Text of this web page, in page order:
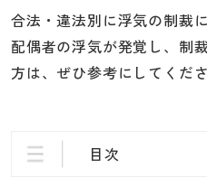
合法・違法別に浮気の制裁
配偶者の浮気が発覚し、制
方は、ぜひ参考にしてくださ
目次